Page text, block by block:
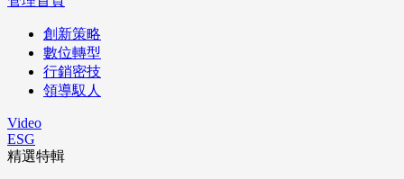
創新策略
數位轉型
行銷密技
領導馭人
Video
ESG
精選特輯